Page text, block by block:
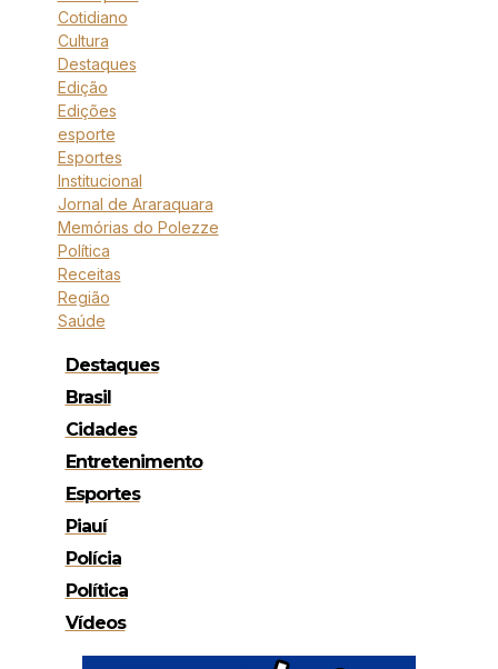
Cotidiano
Cultura
Destaques
Edição
Edições
esporte
Esportes
Institucional
Jornal de Araraquara
Memórias do Polezze
Política
Receitas
Região
Saúde
Destaques
Brasil
Cidades
Entretenimento
Esportes
Piauí
Polícia
Política
Vídeos